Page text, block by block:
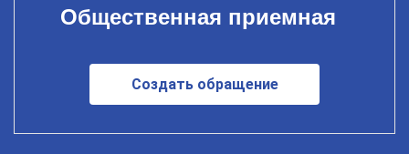
Общественная приемная
Создать обращение